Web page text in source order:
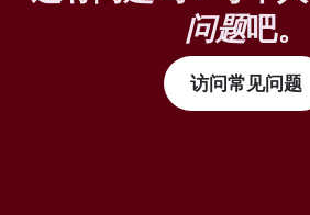
问题吧。
访问常见问题